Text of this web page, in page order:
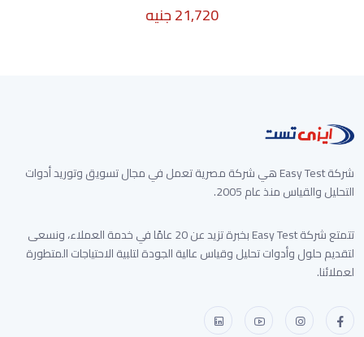
21,720 جنيه
شركة Easy Test هي شركة مصرية تعمل في مجال تسويق وتوريد أدوات
التحليل والقياس منذ عام 2005.
تتمتع شركة Easy Test بخبرة تزيد عن 20 عامًا في خدمة العملاء، ونسعى
لتقديم حلول وأدوات تحليل وقياس عالية الجودة لتلبية الاحتياجات المتطورة
لعملائنا.